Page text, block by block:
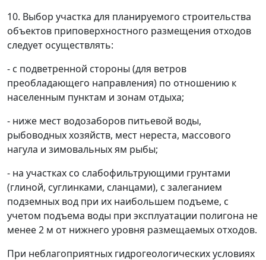
10. Выбор участка для планируемого строительства
объектов приповерхностного размещения отходов
следует осуществлять:
- с подветренной стороны (для ветров
преобладающего направления) по отношению к
населенным пунктам и зонам отдыха;
- ниже мест водозаборов питьевой воды,
рыбоводных хозяйств, мест нереста, массового
нагула и зимовальных ям рыбы;
- на участках со слабофильтрующими грунтами
(глиной, суглинками, сланцами), с залеганием
подземных вод при их наибольшем подъеме, с
учетом подъема воды при эксплуатации полигона не
менее 2 м от нижнего уровня размещаемых отходов.
При неблагоприятных гидрогеологических условиях